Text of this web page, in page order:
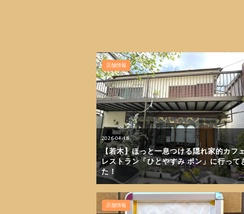
2026-04-18
【若木】ほっと一息つける隠れ家的カフ
レストラン「ひとやすみ ポン」に行って
た！
店舗情報
店舗情報